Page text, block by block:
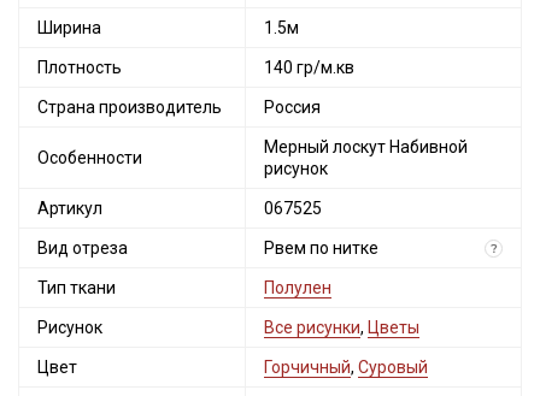
Ширина 1.5м
Плотность 140 гр/м.кв
Страна производитель Россия
Особенности
Мерный лоскут Набивной
рисунок
Артикул 067525
Вид отреза Рвем по нитке ?
Тип ткани Полулен
Рисунок Все рисунки, Цветы
Цвет Горчичный, Суровый